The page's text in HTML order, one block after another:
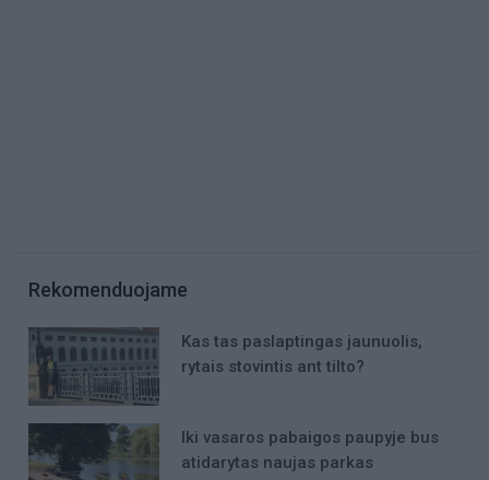
Rekomenduojame
Kas tas paslaptingas jaunuolis,
rytais stovintis ant tilto?
Iki vasaros pabaigos paupyje bus
atidarytas naujas parkas